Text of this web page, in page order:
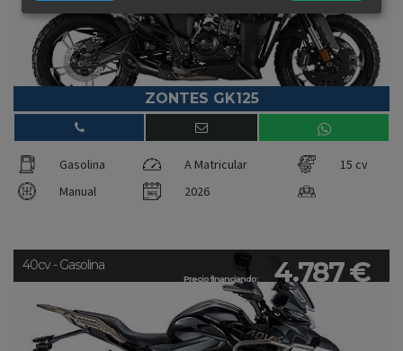
ZONTES GK125
Gasolina A Matricular
15 cv
Manual
2026
Precio financiando: 4.787 €
40cv - Gasolina